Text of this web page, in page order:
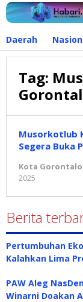
Lewati
ke
Daerah
Tag:
Musorkotlub
Segera Buka
Kota Gorontalo
2025
Berita
Pertumbuhan
Kalahkan Lima
PAW Aleg
Winarni Doakan